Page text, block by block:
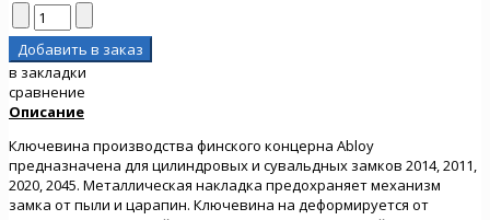
в закладки
сравнение
Описание
Ключевина производства финского концерна Abloy
предназначена для цилиндровых и сувальдных замков 2014, 2011,
2020, 2045. Металлическая накладка предохраняет механизм
замка от пыли и царапин. Ключевина на деформируется от